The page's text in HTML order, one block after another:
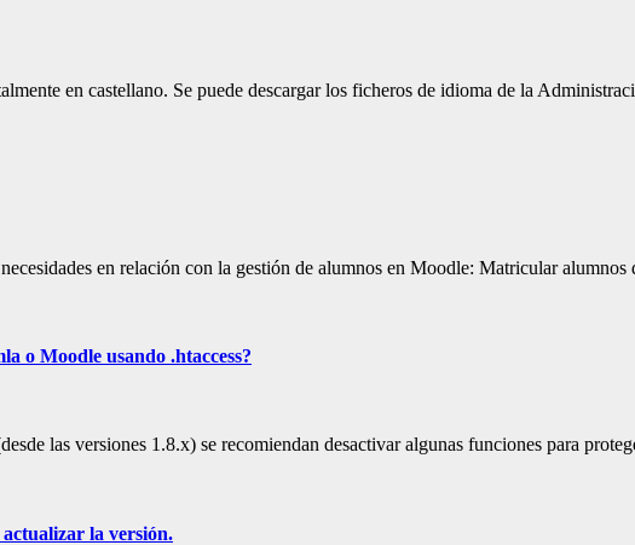
en castellano. Se puede descargar los ficheros de idioma de la
en relación con la gestión de alumnos en Moodle: Matricular
o Moodle usando .htaccess?
las versiones 1.8.x) se recomiendan desactivar algunas funciones para
actualizar la versión.